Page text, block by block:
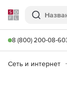
Softline
Поиск
8 (800) 200-08-60
Сеть и интернет